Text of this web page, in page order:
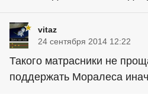
vitaz
24 сентября 2014 12:22
Такого матрасники не
поддержать Моралеса